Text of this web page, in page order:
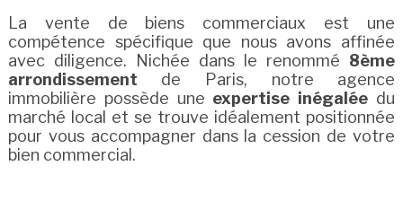
La vente de biens commerciaux est une
compétence spécifique que nous avons affinée
avec diligence. Nichée dans le renommé 8ème
arrondissement de Paris, notre agence
immobilière possède une expertise inégalée du
marché local et se trouve idéalement positionnée
pour vous accompagner dans la cession de votre
bien commercial.